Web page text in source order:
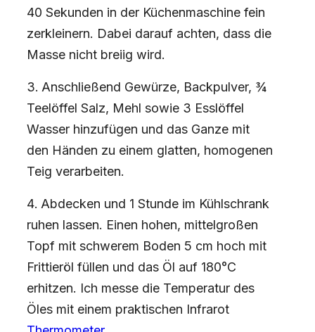
40 Sekunden in der Küchenmaschine fein
zerkleinern. Dabei darauf achten, dass die
Masse nicht breiig wird.
Anschließend Gewürze, Backpulver, ¾
Teelöffel Salz, Mehl sowie 3 Esslöffel
Wasser hinzufügen und das Ganze mit
den Händen zu einem glatten, homogenen
Teig verarbeiten.
Abdecken und 1 Stunde im Kühlschrank
ruhen lassen. Einen hohen, mittelgroßen
Topf mit schwerem Boden 5 cm hoch mit
Frittieröl füllen und das Öl auf 180°C
erhitzen. Ich messe die Temperatur des
Öles mit einem praktischen Infrarot